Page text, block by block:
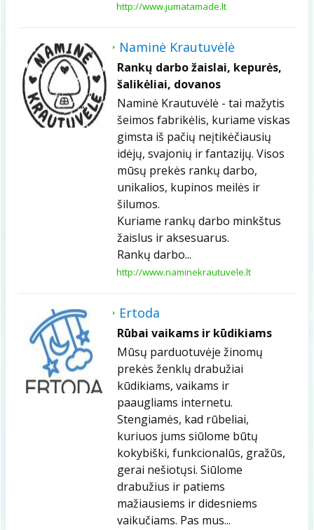
http://www.jumatamade.lt
Naminė Krautuvėlė
Rankų darbo žaislai, kepurės,
šalikėliai, dovanos
Naminė Krautuvėlė - tai mažytis
šeimos fabrikėlis, kuriame viskas
gimsta iš pačių neįtikėčiausių
idėjų, svajonių ir fantazijų. Visos
mūsų prekės rankų darbo,
unikalios, kupinos meilės ir
šilumos.
Kuriame rankų darbo minkštus
žaislus ir aksesuarus.
Rankų darbo...
http://www.naminekrautuvele.lt
Ertoda
Rūbai vaikams ir kūdikiams
Mūsų parduotuvėje žinomų
prekės ženklų drabužiai
kūdikiams, vaikams ir
paaugliams internetu.
Stengiamės, kad rūbeliai,
kuriuos jums siūlome būtų
kokybiški, funkcionalūs, gražūs,
gerai nešiotųsi. Siūlome
drabužius ir patiems
mažiausiems ir didesniems
vaikučiams. Pas mus...